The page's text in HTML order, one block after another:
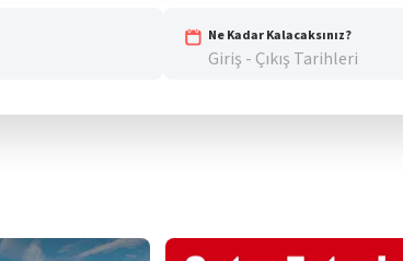
Ne Kadar Kalacaksınız?
Giriş - Çıkış Tarihleri